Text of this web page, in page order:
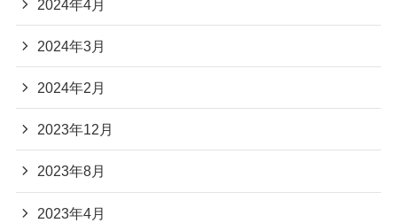
2024年4月
2024年3月
2024年2月
2023年12月
2023年8月
2023年4月